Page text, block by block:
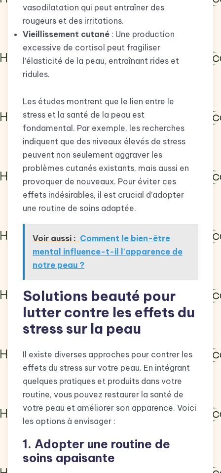
vasodilatation qui peut entraîner des
rougeurs et des irritations.
Vieillissement cutané : Une production
excessive de cortisol peut fragiliser
l’élasticité de la peau, entraînant rides et
ridules.
Les études montrent que le lien entre le
stress et la santé de la peau est
fondamental. Par exemple, les recherches
indiquent que des niveaux élevés de stress
peuvent non seulement aggraver les
problèmes cutanés existants, mais aussi en
provoquer de nouveaux. Pour éviter ces
effets indésirables, il est crucial d’adopter
une routine de soins adaptée.
Voir aussi : Comment le bien-être
mental influence-t-il l'apparence de
notre peau ?
Solutions beauté pour
lutter contre les effets du
stress sur la peau
Il existe diverses approches pour contrer les
effets du stress sur votre peau. En intégrant
quelques pratiques et produits dans votre
routine, vous pouvez restaurer la santé de
votre peau et améliorer son apparence. Voici
les options à envisager :
1. Adopter une routine de
soins apaisante